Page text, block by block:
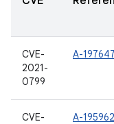
CVE-
2021-
0799
A-
CVE-
A-